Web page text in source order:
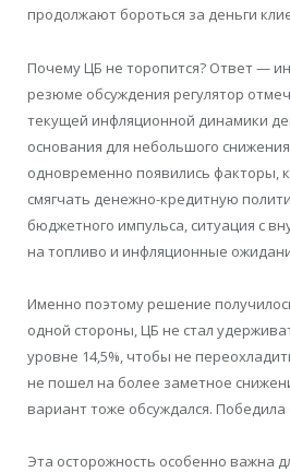
продолжают бороться за деньги
Почему ЦБ не торопится? Ответ —
резюме обсуждения регулятор
текущей инфляционной динамики
основания для небольшого
одновременно появились факторы,
смягчать денежно-кредитную
бюджетного импульса, ситуация с
на топливо и инфляционные
Именно поэтому решение
одной стороны, ЦБ не стал
уровне 14,5%, чтобы не
не пошел на более заметное
вариант тоже обсуждался. Победила
Эта осторожность особенно важна